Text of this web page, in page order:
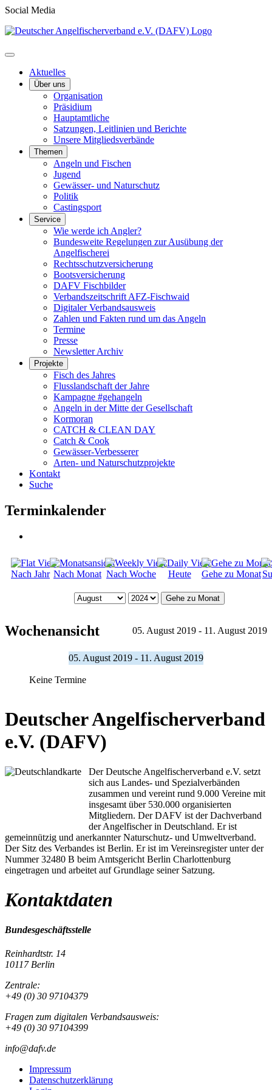
Social Media
Aktuelles
Über uns
Organisation
Präsidium
Hauptamtliche
Satzungen, Leitlinien und Berichte
Unsere Mitgliedsverbände
Themen
Angeln und Fischen
Jugend
Gewässer- und Naturschutz
Politik
Castingsport
Service
Wie werde ich Angler?
Bundesweite Regelungen zur Ausübung der
Angelfischerei
Rechtsschutzversicherung
Bootsversicherung
DAFV Fischbilder
Verbandszeitschrift AFZ-Fischwaid
Digitaler Verbandsausweis
Zahlen und Fakten rund um das Angeln
Termine
Presse
Newsletter Archiv
Projekte
Fisch des Jahres
Flusslandschaft der Jahre
Kampagne #gehangeln
Angeln in der Mitte der Gesellschaft
Kormoran
CATCH & CLEAN DAY
Catch & Cook
Gewässer-Verbesserer
Arten- und Naturschutzprojekte
Kontakt
Suche
Terminkalender
Nach Jahr Nach Monat Nach Woche Heute Gehe zu Monat
Gehe zu Monat
Wochenansicht 05. August 2019 - 11. August 2019
05. August 2019 - 11. August 2019
Keine Termine
Deutscher Angelfischerverband
e.V. (DAFV)
Der Deutsche Angelfischerverband e.V. setzt
sich aus Landes- und Spezialverbänden
zusammen und vereint rund 9.000 Vereine mit
insgesamt über 530.000 organisierten
Mitgliedern. Der DAFV ist der Dachverband
der Angelfischer in Deutschland. Er ist
gemeinnützig und anerkannter Naturschutz- und Umweltverband.
Der Sitz des Verbandes ist Berlin. Er ist im Vereinsregister unter der
Nummer 32480 B beim Amtsgericht Berlin Charlottenburg
eingetragen und arbeitet auf Grundlage seiner Satzung.
Kontaktdaten
Bundesgeschäftsstelle
Reinhardtstr. 14
10117 Berlin
Zentrale:
+49 (0) 30 97104379
Fragen zum digitalen Verbandsausweis:
+49 (0) 30 97104399
info@dafv.de
Impressum
Datenschutzerklärung